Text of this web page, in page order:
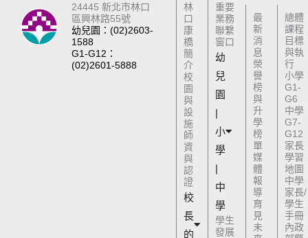
24445 新北市林口
區興林路55號
幼兒園：(02)2603-
1588
G1-G12：
(02)2601-5888
林
口
康
橋
簡
介
校
園
與
設
施
師
資
與
認
證
校
長
的
重要
業務
聯繫
窗口
幼
兒
園
|
小
學
|
中
學
學生
發展
最
新
消
息
榮
譽
榜
與
升
學
榜
單
媒
體
報
導
育
見
未
總體
課程
目標
與執
行
小學
G1-
G6
中學
G7-
G12
家長
學習
地圖
中學
家長/
學生
手冊
內政